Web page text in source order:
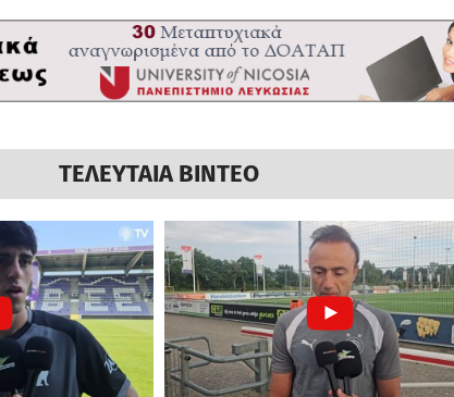
ΤΕΛΕΥΤΑΙΑ ΒΙΝΤΕΟ